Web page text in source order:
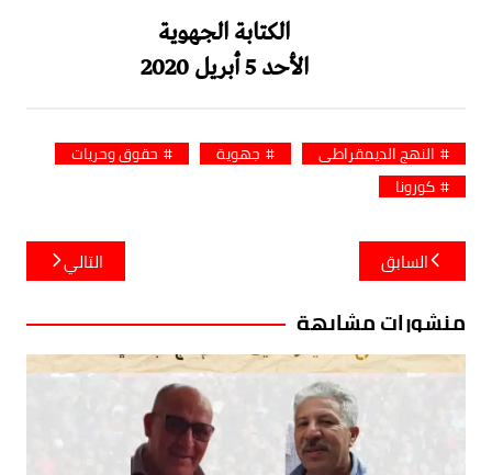
الكتابة الجهوية
الأحد 5 أبريل 2020
النهج الديمقراطي جهوية
حقوق وحريات
كورونا
تصفّح
المقالات
السابق التالي
منشورات مشابهة